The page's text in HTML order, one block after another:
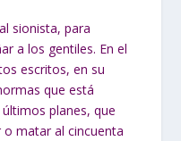
sionista, para
a los gentiles. En el
escritos, en su
que está
planes, que
o matar al cincuenta